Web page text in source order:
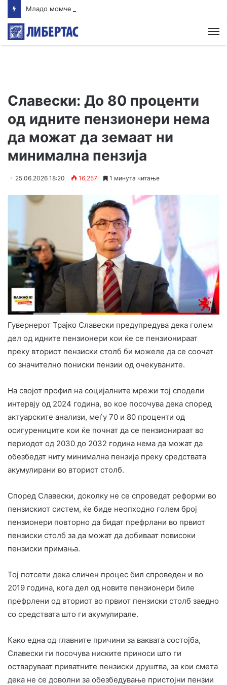
Славески: До 80 проценти
од идните пензионери нема
да можат да земаат ни
минимална пензија
25.06.2026 18:20 16,257 1 минута читање
Гувернерот Трајко Славески предупредува дека голем
дел од идните пензионери кои ќе се пензионираат
преку вториот пензиски столб би можеле да се соочат
со значително пониски пензии од очекуваните.
На својот профил на социјалните мрежи тој сподели
интервју од 2024 година, во кое посочува дека според
актуарските анализи, меѓу 70 и 80 проценти од
осигурениците кои ќе почнат да се пензионираат во
периодот од 2030 до 2032 година нема да можат да
обезбедат ниту минимална пензија преку средствата
акумулирани во вториот столб.
Според Славески, доколку не се спроведат реформи во
пензискиот систем, ќе биде неопходно голем број
пензионери повторно да бидат префрлани во првиот
пензиски столб за да можат да добиваат повисоки
пензиски примања.
Тој потсети дека сличен процес бил спроведен и во
2019 година, кога дел од новите пензионери биле
префрлени од вториот во првиот пензиски столб заедно
со средствата што ги акумулирале.
Како една од главните причини за ваквата состојба,
Славески ги посочува ниските приноси што ги
остваруваат приватните пензиски друштва, за кои смета
дека не се доволни за обезбедување пристојни пензии